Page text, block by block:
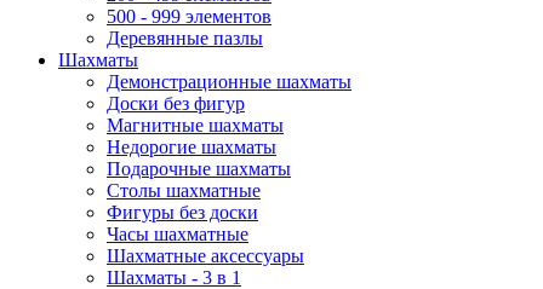
500 - 999 элементов
Деревянные пазлы
Шахматы
Демонстрационные шахматы
Доски без фигур
Магнитные шахматы
Недорогие шахматы
Подарочные шахматы
Столы шахматные
Фигуры без доски
Часы шахматные
Шахматные аксессуары
Шахматы - 3 в 1